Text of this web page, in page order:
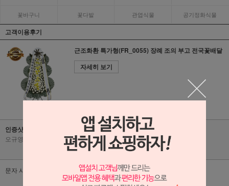
꽃바구니 꽃다발 관엽식물 공기정화식물
고객이용후기
근조화환 특가형(FR_0055) 장례 조의 부고 전국꽃배달
자세히 보기
인증샷 잘 보내주셔서 좋아요
오규영 2026-06-04 | 조회수 45
문자 사진 보내주셔서 안심되네요